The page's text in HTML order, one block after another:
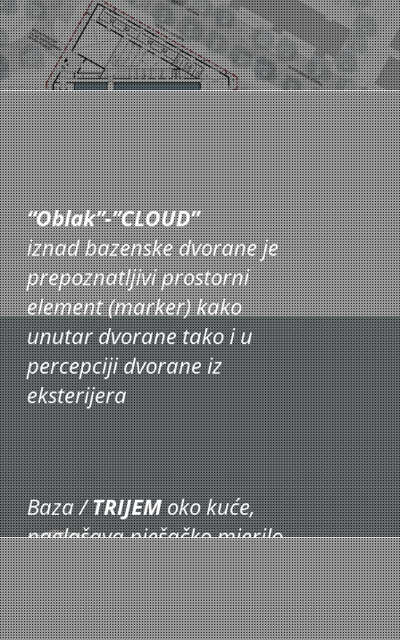
“Oblak”-”CLOUD”
iznad bazenske dvorane je
prepoznatljivi prostorni
element (marker) kako
unutar dvorane tako i u
percepciji dvorane iz
eksterijera
Baza /TRIJEM oko kuće,
naglašava pješačko mjerilo
i kontakt sa neposrednim
okolišem